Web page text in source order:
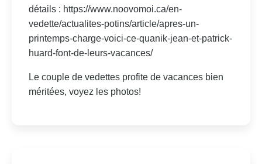
détails : https://www.noovomoi.ca/en-
vedette/actualites-potins/article/apres-un-
printemps-charge-voici-ce-quanik-jean-et-patrick-
huard-font-de-leurs-vacances/
Le couple de vedettes profite de vacances bien
méritées, voyez les photos!